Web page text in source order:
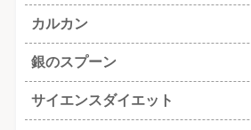
カルカン
銀のスプーン
サイエンスダイエット